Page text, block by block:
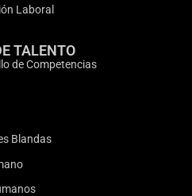
Laboral
TALENTO
de Competencias
Blandas